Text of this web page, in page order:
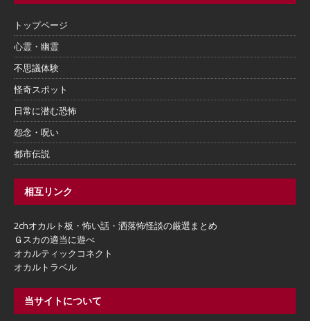
トップページ
心霊・幽霊
不思議体験
怪奇スポット
日常に潜む恐怖
怨念・呪い
都市伝説
相互リンク
2chオカルト板・怖い話・洒落怖怪談の厳選まとめ
Ｇスカの適当に遊べ
オカルティックコネクト
オカルトラベル
当サイトについて